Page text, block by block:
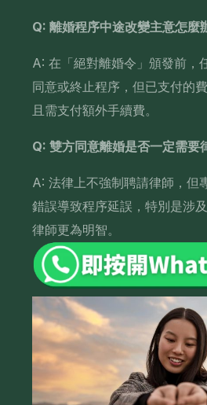
Q: 離婚程序中途改變主意怎麼
A: 在「絕對離婚令」頒發前，
同意或終止程序，但已支付的
且需支付額外手續費。
Q: 雙方同意離婚是否一定需要
A: 法律上不強制聘請律師，但
錯誤導致程序延誤，特別是涉
律師更為明智。